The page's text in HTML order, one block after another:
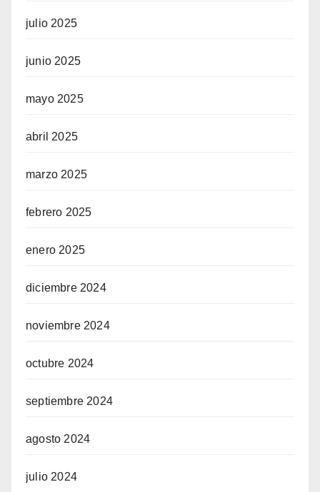
julio 2025
junio 2025
mayo 2025
abril 2025
marzo 2025
febrero 2025
enero 2025
diciembre 2024
noviembre 2024
octubre 2024
septiembre 2024
agosto 2024
julio 2024